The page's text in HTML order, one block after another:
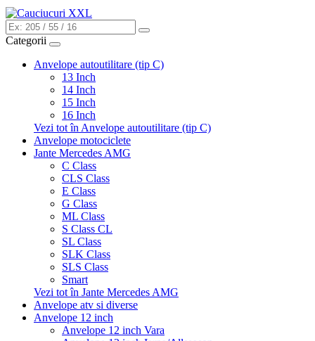
Categorii
Anvelope autoutilitare (tip C)
13 Inch
14 Inch
15 Inch
16 Inch
Vezi tot în Anvelope autoutilitare (tip C)
Anvelope motociclete
Jante Mercedes AMG
C Class
CLS Class
E Class
G Class
ML Class
S Class CL
SL Class
SLK Class
SLS Class
Smart
Vezi tot în Jante Mercedes AMG
Anvelope atv si diverse
Anvelope 12 inch
Anvelope 12 inch Vara